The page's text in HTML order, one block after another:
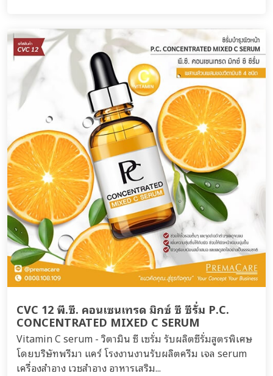
CVC 12 พี.ซี. คอนเซนเทรด มิกซ์ ซี ซีรั่ม P.C.
CONCENTRATED MIXED C SERUM
Vitamin C serum - วิตามิน ซี เซรั่ม รับผลิตซีรั่มสูตรพิเศษ
โดยบริษัทพรีมา แคร์ โรงงานงานรับผลิตครีม เจล serum
เครื่องสำอาง เวชสำอาง อาหารเสริม...